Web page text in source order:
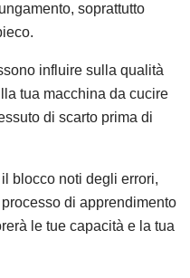
soprattutto
influire sulla qualità
tua macchina da cucire
di scarto prima di
blocco noti degli errori,
di apprendimento
le tue capacità e la tua